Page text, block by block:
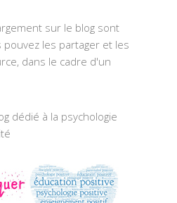
sur le blog sont
pouvez les partager et les
dans le cadre d'un
dédié à la psychologie